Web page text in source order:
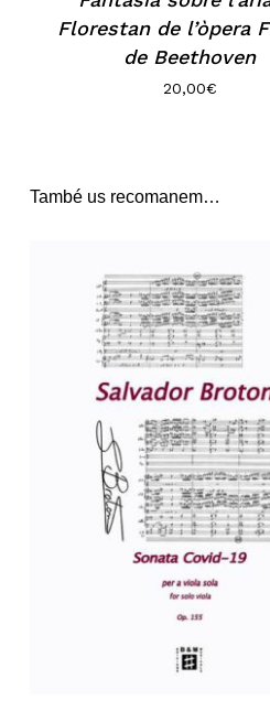
Florestan de l’òpera
de Beethoven
20,00€
També us recomanem…